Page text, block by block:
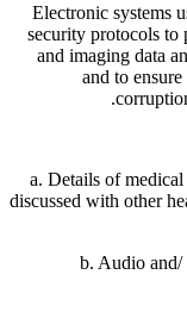
Electronic systems
security protocols
and imaging data
and to
a. Details of
discussed with other
b. Audio and/